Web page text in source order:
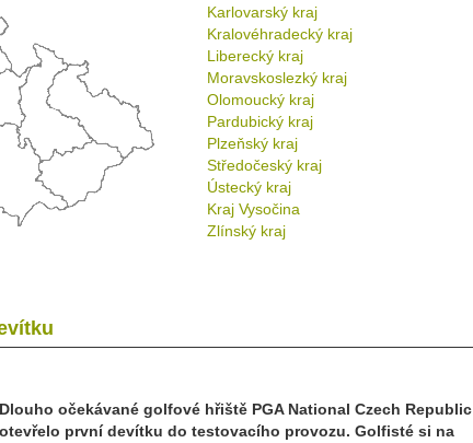
Karlovarský kraj
Kralovéhradecký kraj
Liberecký kraj
Moravskoslezký kraj
Olomoucký kraj
Pardubický kraj
Plzeňský kraj
Středočeský kraj
Ústecký kraj
Kraj Vysočina
Zlínský kraj
Dlouho očekávané golfové hřiště PGA National Czech Republic
otevřelo první devítku do testovacího provozu. Golfisté si na